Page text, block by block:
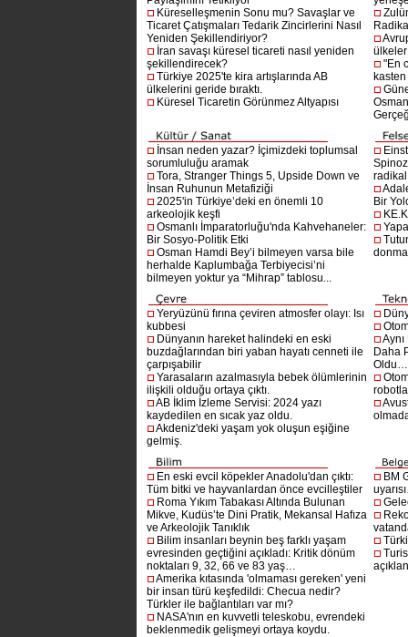
Küreselleşmenin Sonu mu? Savaşlar ve
Ticaret Çatışmaları Tedarik Zincirlerini Nasıl
Yeniden Şekillendiriyor?
İran savaşı küresel ticareti nasıl yeniden
şekillendirecek?
Türkiye 2025'te kira artışlarında AB
ülkelerini geride bıraktı.
Küresel Ticaretin Görünmez Altyapısı
"En
İnsan neden yazar? İçimizdeki toplumsal
sorumluluğu aramak
Tora, Stranger Things 5, Upside Down ve
İnsan Ruhunun Metafiziği
2025'in Türkiye’deki en önemli 10
arkeolojik keşfi
Osmanlı İmparatorluğu'nda Kahvehaneler:
Bir Sosyo-Politik Etki
Osman Hamdi Bey’i bilmeyen varsa bile
herhalde Kaplumbağa Terbiyecisi’ni
bilmeyen yoktur ya “Mihrap” tablosu...
Bir
Yeryüzünü fırına çeviren atmosfer olayı: Isı
kubbesi
Dünyanın hareket halindeki en eski
buzdağlarından biri yaban hayatı cenneti ile
çarpışabilir
Yarasaların azalmasıyla bebek ölümlerinin
ilişkili olduğu ortaya çıktı.
AB İklim İzleme Servisi: 2024 yazı
kaydedilen en sıcak yaz oldu.
Akdeniz'deki yaşam yok oluşun eşiğine
gelmiş.
Daha
Oldu…
En eski evcil köpekler Anadolu'dan çıktı:
Tüm bitki ve hayvanlardan önce evcilleştiler
Roma Yıkım Tabakası Altında Bulunan
Mikve, Kudüs’te Dini Pratik, Mekansal Hafıza
ve Arkeolojik Tanıklık
Bilim insanları beynin beş farklı yaşam
evresinden geçtiğini açıkladı: Kritik dönüm
noktaları 9, 32, 66 ve 83 yaş…
Amerika kıtasında 'olmaması gereken' yeni
bir insan türü keşfedildi: Checua nedir?
Türkler ile bağlantıları var mı?
NASA'nın en kuvvetli teleskobu, evrendeki
beklenmedik gelişmeyi ortaya koydu.
BM